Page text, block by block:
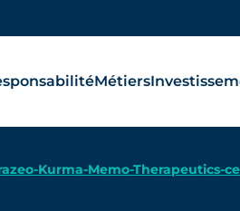
Métiers
Kurma-Memo-Therapeutics-